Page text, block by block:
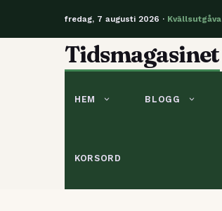
fredag, 7 augusti 2026 · Kvällsutgåva
Tidsmagasinet
HEM BLOGG
KORSORD